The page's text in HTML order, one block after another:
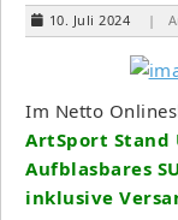
10. Juli 2024 |
Im Netto
ArtSport Stand
Aufblasbares
inklusive